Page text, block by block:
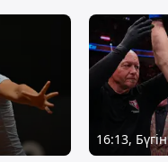
16:13, Бүгін